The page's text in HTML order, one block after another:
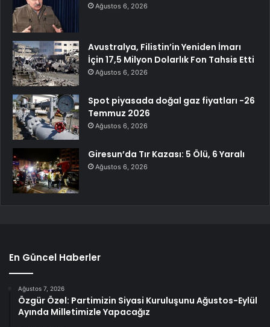
Ağustos 6, 2026
Avustralya, Filistin’in Yeniden İmarı
İçin 17,5 Milyon Dolarlık Fon Tahsis Etti
Ağustos 6, 2026
Spot piyasada doğal gaz fiyatları -26
Temmuz 2026
Ağustos 6, 2026
Giresun’da Tır Kazası: 5 Ölü, 6 Yaralı
Ağustos 6, 2026
En Güncel Haberler
Ağustos 7, 2026
Özgür Özel: Partimizin Siyasi Kuruluşunu Ağustos-Eylül
Ayında Milletimizle Yapacağız